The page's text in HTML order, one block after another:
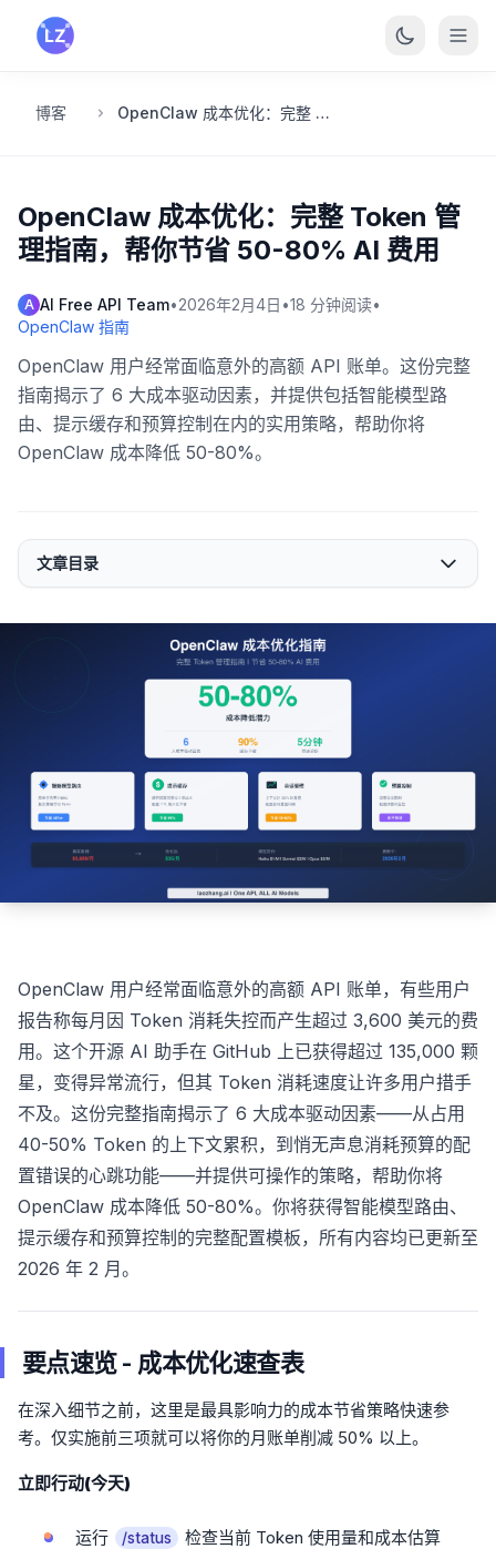
跳转到主要内容
博客 OpenClaw 成本优化：完整 Token 管理指南，帮你节省 50-80% AI 费用
OpenClaw 成本优化：完整 Token 管
理指南，帮你节省 50-80% AI 费用
A AI Free API Team•2026年2月4日 •18 分钟阅读•
OpenClaw 指南
OpenClaw 用户经常面临意外的高额 API 账单。这份完整
指南揭示了 6 大成本驱动因素，并提供包括智能模型路
由、提示缓存和预算控制在内的实用策略，帮助你将
OpenClaw 成本降低 50-80%。
文章目录
OpenClaw 用户经常面临意外的高额 API 账单，有些用户
报告称每月因 Token 消耗失控而产生超过 3,600 美元的费
用。这个开源 AI 助手在 GitHub 上已获得超过 135,000 颗
星，变得异常流行，但其 Token 消耗速度让许多用户措手
不及。这份完整指南揭示了 6 大成本驱动因素——从占用
40-50% Token 的上下文累积，到悄无声息消耗预算的配
置错误的心跳功能——并提供可操作的策略，帮助你将
OpenClaw 成本降低 50-80%。你将获得智能模型路由、
提示缓存和预算控制的完整配置模板，所有内容均已更新至
2026 年 2 月。
要点速览 - 成本优化速查表
在深入细节之前，这里是最具影响力的成本节省策略快速参
考。仅实施前三项就可以将你的月账单削减 50% 以上。
立即行动(今天)
运行 /status
检查当前 Token 使用量和成本估算